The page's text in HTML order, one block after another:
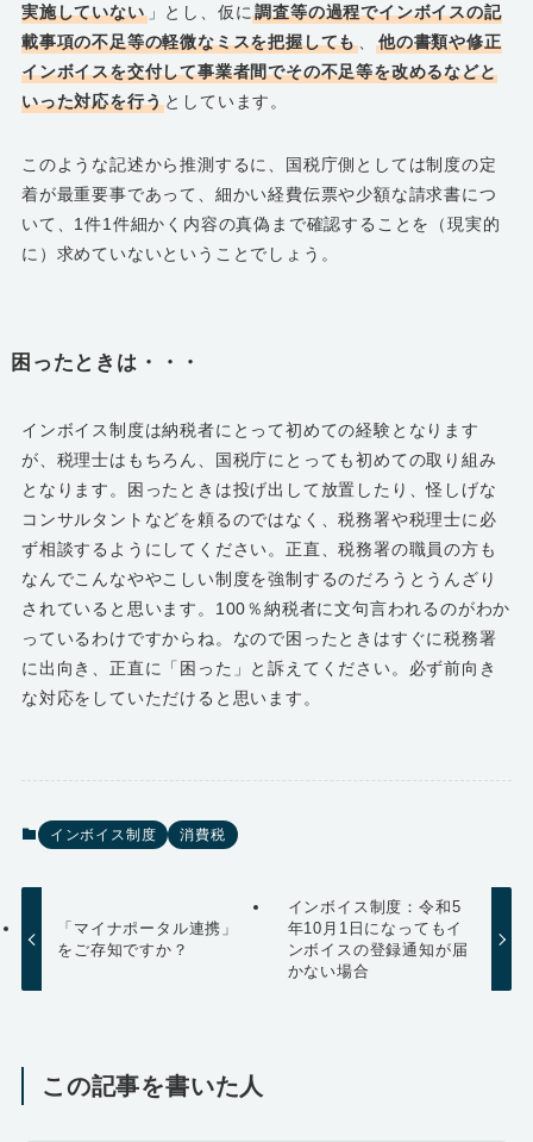
実施していない」とし、仮に調査等の過程でインボイスの記
載事項の不足等の軽微なミスを把握しても
、他の書類や修正
インボイスを交付して事業者間でその不足等を改めるなどと
いった対応を行う としています。
このような記述から推測するに、国税庁側としては制度の定
着が最重要事であって、細かい経費伝票や少額な請求書につ
いて、1件1件細かく内容の真偽まで確認することを（現実的
に）求めていないということでしょう。
困ったときは・・・
インボイス制度は納税者にとって初めての経験となります
が、税理士はもちろん、国税庁にとっても初めての取り組み
となります。困ったときは投げ出して放置したり、怪しげな
コンサルタントなどを頼るのではなく、税務署や税理士に必
ず相談するようにしてください。正直、税務署の職員の方も
なんでこんなややこしい制度を強制するのだろうとうんざり
されていると思います。100％納税者に文句言われるのがわか
っているわけですからね。なので困ったときはすぐに税務署
に出向き、正直に「困った」と訴えてください。必ず前向き
な対応をしていただけると思います。
インボイス制度 消費税
「マイナポータル連携」
をご存知ですか？
インボイス制度：令和5
年10月1日になってもイ
ンボイスの登録通知が届
かない場合
この記事を書いた人